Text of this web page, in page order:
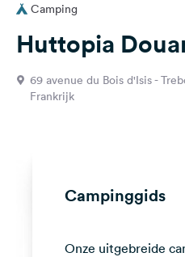
Vragen &
Feedback
Taal:
Camping
Huttopia
69 avenue du Bois d'Isis -
Frankrijk
Campinggids
Onze uitgebreide